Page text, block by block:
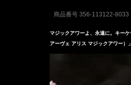
商品番号 356-113122-8033
マジックアワーよ、永遠に。キー
アーヴェ アリス マジックアワー）」